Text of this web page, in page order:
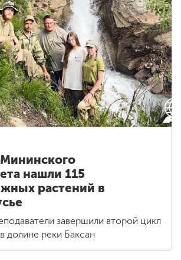
нашли 115
растений в
завершили второй цикл
долине реки Баксан